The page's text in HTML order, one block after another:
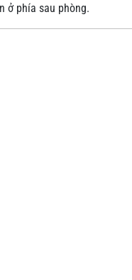
ở phía sau phòng.